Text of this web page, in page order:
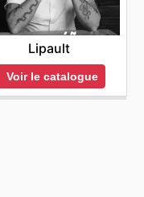
Lipault
Voir le catalogue